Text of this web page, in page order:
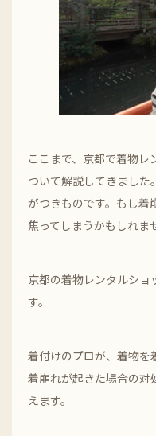
ここまで、京都で着物
ついて解説してきまし
がつきものです。もし着
焦ってしまうかもしれま
京都の着物レンタルショ
す。
着付けのプロが、着物を
着崩れが起きた場合の対
えます。